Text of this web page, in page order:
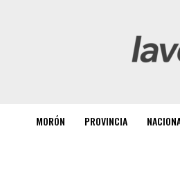
MORÓN PROVINCIA